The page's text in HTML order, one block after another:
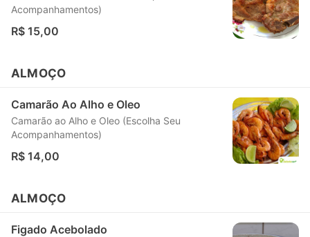
Acompanhamentos)
R$ 15,00
ALMOÇO
Camarão Ao Alho e Oleo
Camarão ao Alho e Oleo (Escolha Seu
Acompanhamentos)
R$ 14,00
ALMOÇO
Figado Acebolado